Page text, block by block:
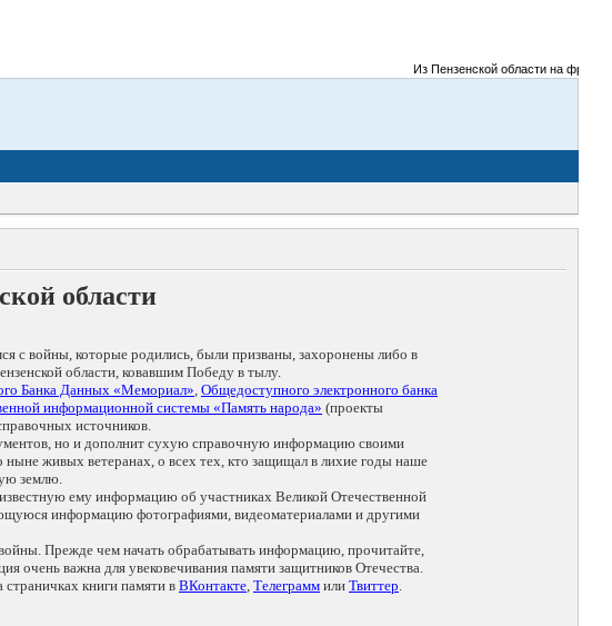
Из Пензенской области на фронты
области
с войны, которые родились, были призваны, захоронены либо в
области, ковавшим Победу в тылу.
Банка Данных «Мемориал», Общедоступного электронного банка
информационной системы «Память народа» (проекты
источников.
но и дополнит сухую справочную информацию своими
живых ветеранах, о всех тех, кто защищал в лихие годы наше
землю.
ему информацию об участниках Великой Отечественной
информацию фотографиями, видеоматериалами и другими
Прежде чем начать обрабатывать информацию, прочитайте,
очень важна для увековечивания памяти защитников Отечества.
книги памяти в ВКонтакте, Телеграмм или Твиттер.